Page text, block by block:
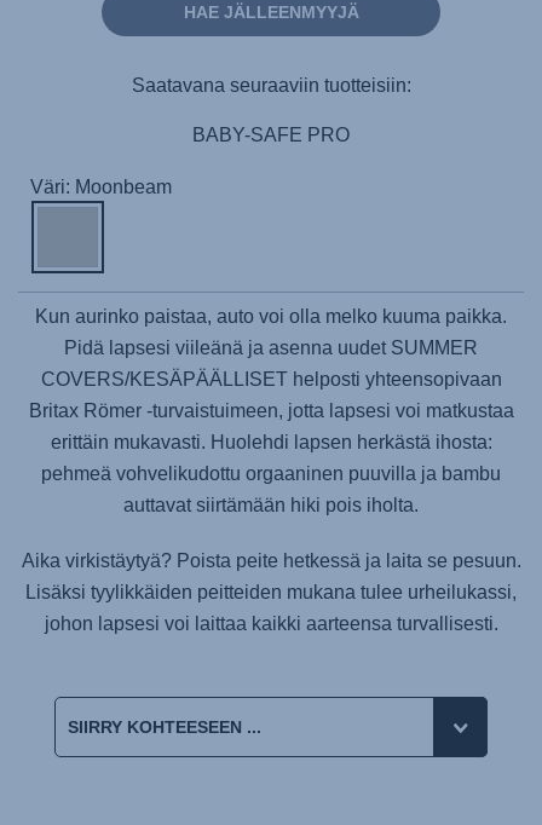
HAE JÄLLEENMYYJÄ
Saatavana seuraaviin tuotteisiin:
BABY-SAFE PRO
Väri: Moonbeam
Kun aurinko paistaa, auto voi olla melko kuuma paikka.
Pidä lapsesi viileänä ja asenna uudet SUMMER
COVERS/KESÄPÄÄLLISET helposti yhteensopivaan
Britax Römer -turvaistuimeen, jotta lapsesi voi matkustaa
erittäin mukavasti. Huolehdi lapsen herkästä ihosta:
pehmeä vohvelikudottu orgaaninen puuvilla ja bambu
auttavat siirtämään hiki pois iholta.
Aika virkistäytyä? Poista peite hetkessä ja laita se pesuun.
Lisäksi tyylikkäiden peitteiden mukana tulee urheilukassi,
johon lapsesi voi laittaa kaikki aarteensa turvallisesti.